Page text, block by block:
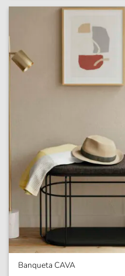
Banqueta CAVA